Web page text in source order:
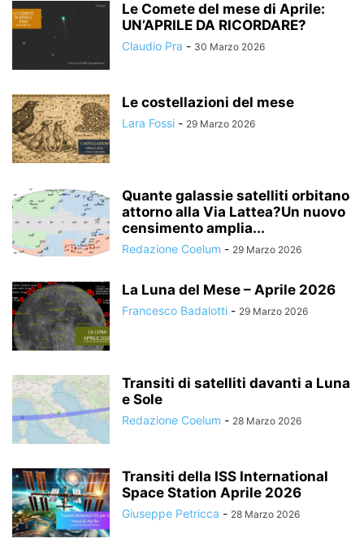
Le Comete del mese di Aprile:
UN’APRILE DA RICORDARE?
Claudio Pra - 30 Marzo 2026
Le costellazioni del mese
Lara Fossi - 29 Marzo 2026
Quante galassie satelliti orbitano
attorno alla Via Lattea?Un nuovo
censimento amplia...
Redazione Coelum - 29 Marzo 2026
La Luna del Mese – Aprile 2026
Francesco Badalotti - 29 Marzo 2026
Transiti di satelliti davanti a Luna
e Sole
Redazione Coelum - 28 Marzo 2026
Transiti della ISS International
Space Station Aprile 2026
Giuseppe Petricca - 28 Marzo 2026